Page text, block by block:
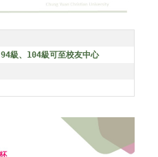
94級、 104級可至校友中心